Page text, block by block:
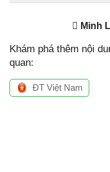
Minh
Khám phá thêm nội
quan:
ĐT Việt Nam